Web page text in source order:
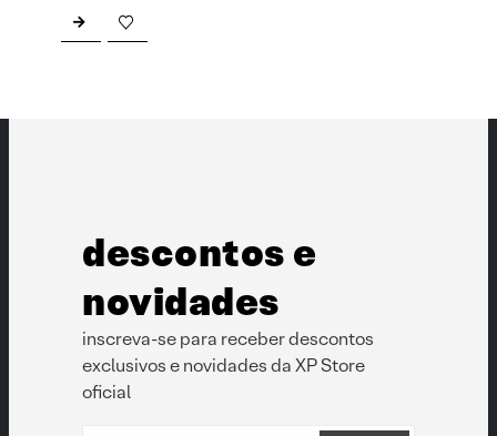
descontos e
novidades
inscreva-se para receber descontos
exclusivos e novidades da XP Store
oficial